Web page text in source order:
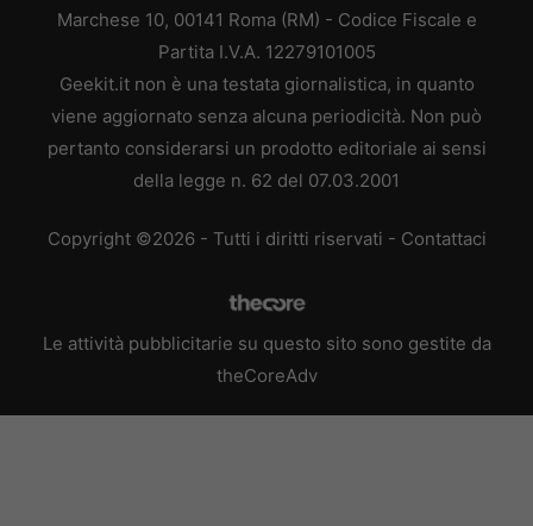
Marchese 10, 00141 Roma (RM) - Codice Fiscale e
Partita I.V.A. 12279101005
Geekit.it non è una testata giornalistica, in quanto
viene aggiornato senza alcuna periodicità. Non può
pertanto considerarsi un prodotto editoriale ai sensi
della legge n. 62 del 07.03.2001
Copyright ©2026 - Tutti i diritti riservati - Contattaci
Le attività pubblicitarie su questo sito sono gestite da
theCoreAdv